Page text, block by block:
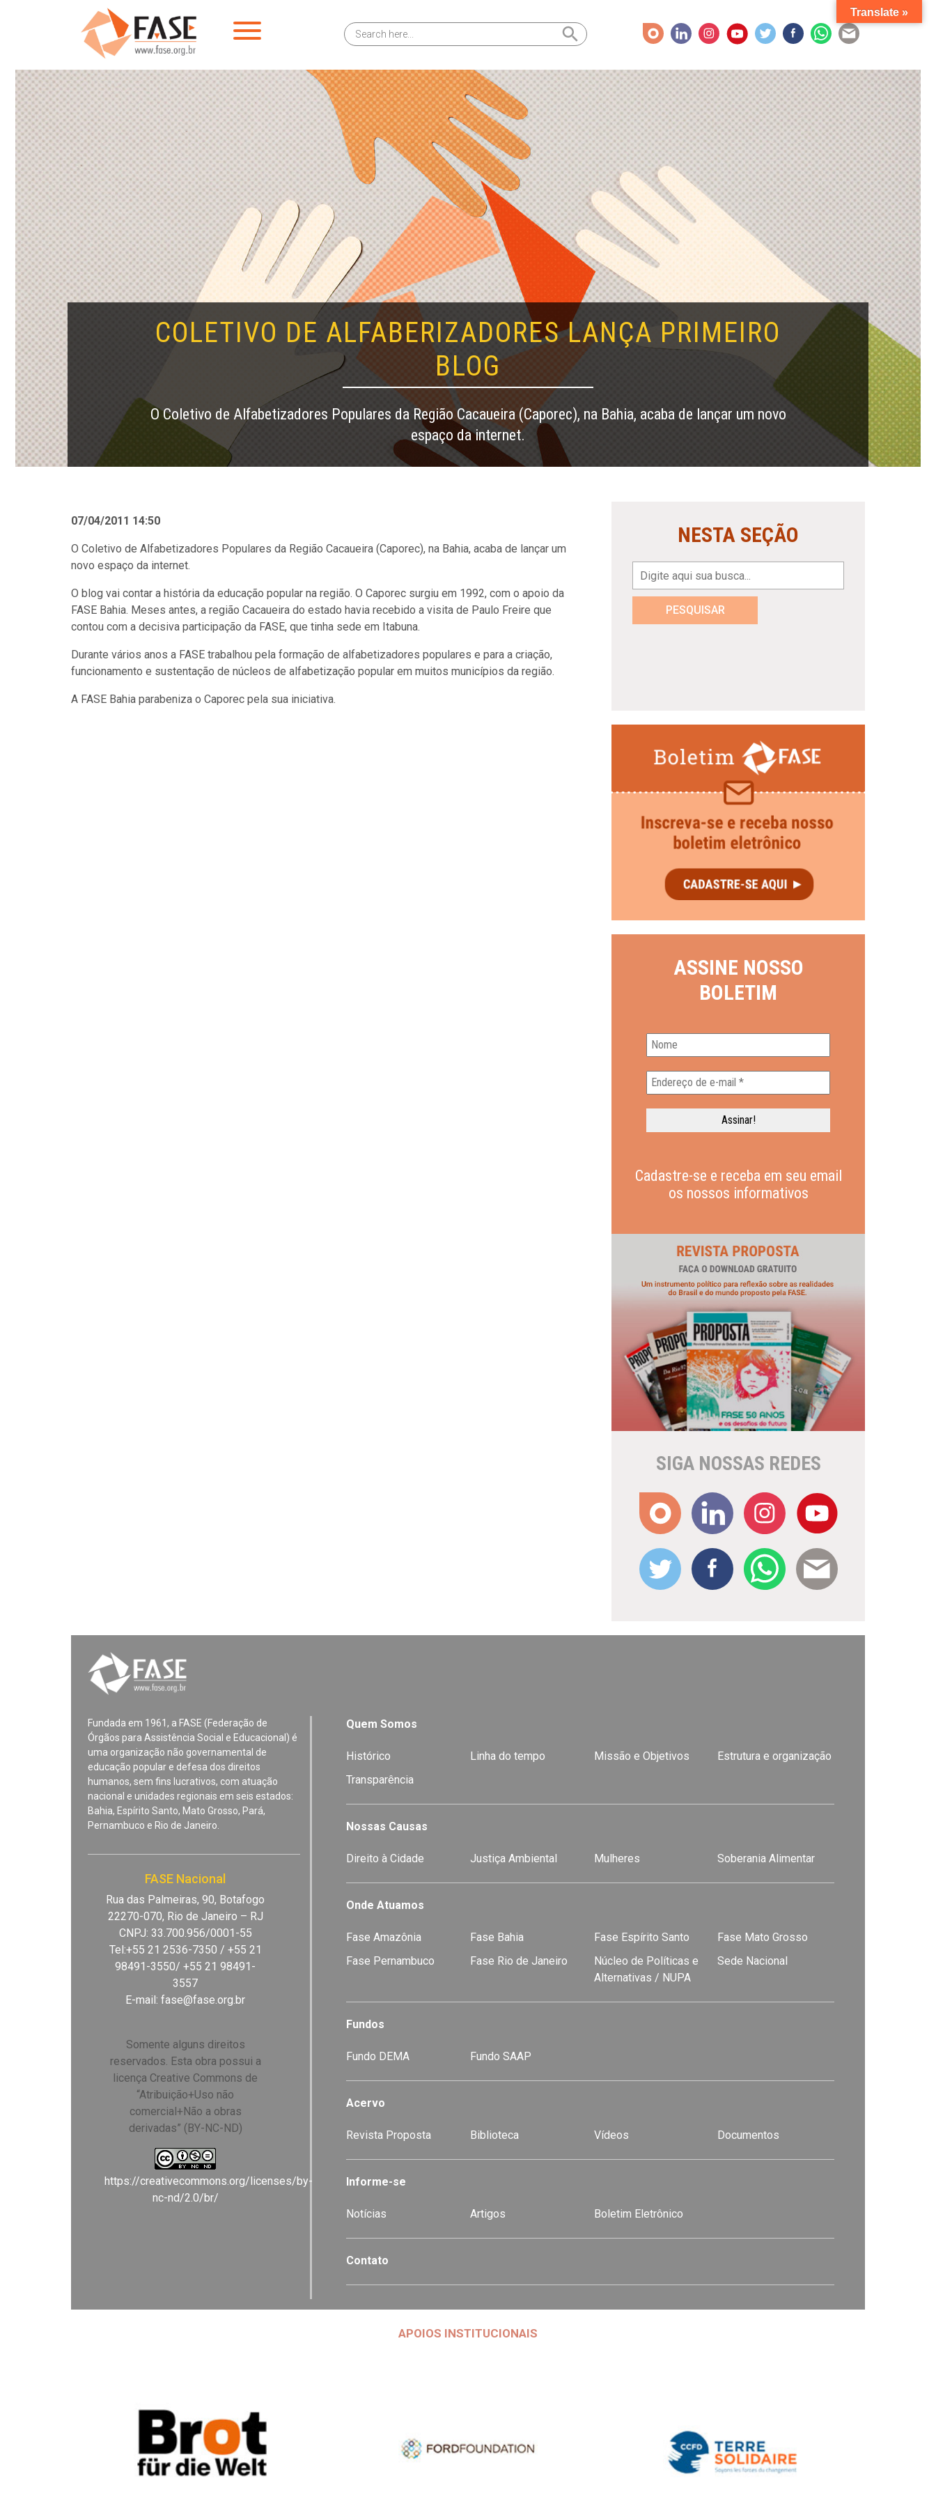
Search
for:
Search Button
COLETIVO DE ALFABERIZADORES LANÇA PRIMEIRO
BLOG
O Coletivo de Alfabetizadores Populares da Região Cacaueira (Caporec), na Bahia, acaba de lançar um novo
espaço da internet.
07/04/2011 14:50
O Coletivo de Alfabetizadores Populares da Região Cacaueira (Caporec), na Bahia, acaba de lançar um
novo espaço da internet.
O blog vai contar a história da educação popular na região. O Caporec surgiu em 1992, com o apoio da
FASE Bahia. Meses antes, a região Cacaueira do estado havia recebido a visita de Paulo Freire que
contou com a decisiva participação da FASE, que tinha sede em Itabuna.
Durante vários anos a FASE trabalhou pela formação de alfabetizadores populares e para a criação,
funcionamento e sustentação de núcleos de alfabetização popular em muitos municípios da região.
A FASE Bahia parabeniza o Caporec pela sua iniciativa.
NESTA SEÇÃO
PESQUISAR
ASSINE NOSSO
BOLETIM
Cadastre-se e receba em seu email
os nossos informativos
SIGA NOSSAS REDES
Fundada em 1961, a FASE (Federação de
Órgãos para Assistência Social e Educacional) é
uma organização não governamental de
educação popular e defesa dos direitos
humanos, sem fins lucrativos, com atuação
nacional e unidades regionais em seis estados:
Bahia, Espírito Santo, Mato Grosso, Pará,
Pernambuco e Rio de Janeiro.
FASE Nacional
Rua das Palmeiras, 90, Botafogo
22270-070, Rio de Janeiro – RJ
CNPJ: 33.700.956/0001-55
Tel:+55 21 2536-7350 / +55 21
98491-3550/ +55 21 98491-
3557
E-mail:fase@fase.org.br
Somente alguns direitos
reservados. Esta obra possui a
licença Creative Commons de
“Atribuição+Uso não
comercial+Não a obras
derivadas” (BY-NC-ND)
https://creativecommons.org/licenses/by-
nc-nd/2.0/br/
Quem Somos
Histórico Linha do tempo Missão e Objetivos
Estrutura e organização
Transparência
Nossas Causas
Direito à Cidade Justiça Ambiental Mulheres Soberania Alimentar
Onde Atuamos
Fase Amazônia Fase Bahia Fase Espírito Santo
Fase Mato Grosso
Fase Pernambuco
Fase Rio de Janeiro
Núcleo de Políticas e
Alternativas / NUPA
Sede Nacional
Fundos
Fundo DEMA Fundo SAAP
Acervo
Revista Proposta Biblioteca Vídeos Documentos
Informe-se
Notícias Artigos Boletim Eletrônico
Contato
APOIOS INSTITUCIONAIS
Translate »